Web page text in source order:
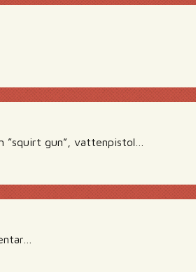
”squirt gun”, vattenpistol…